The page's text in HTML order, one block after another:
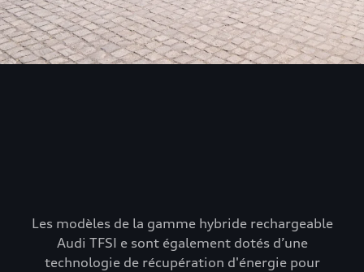
Les modèles de la gamme hybride rechargeable
Audi TFSI e sont également dotés d’une
technologie de récupération d'énergie pour